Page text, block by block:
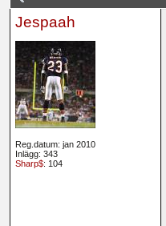
Jespaah
Reg.datum: jan 2010
Inlägg: 343
Sharp$: 104